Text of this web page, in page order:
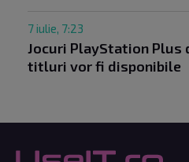
7 iulie, 7:23
Jocuri PlayStation Plus
titluri vor fi disponibile